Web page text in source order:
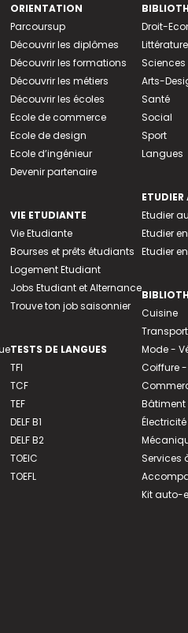
ORIENTATION
Parcoursup
Découvrir les diplômes
Découvrir les formations
Découvrir les métiers
Découvrir les écoles
Ecole de commerce
Ecole de design
Ecole d’ingénieur
Devenir partenaire
VIE ETUDIANTE
Vie Etudiante
Bourses et prêts étudiants
Logement Etudiant
Jobs Etudiant et Alternance
Trouve ton job saisonnier
TESTS DE LANGUES
TFI
TCF
TEF
DELF B1
DELF B2
TOEIC
TOEFL
Droit-
Sciences
Arts-
Santé
Social
Sport
Langues
ETUDIER
Etudier
Etudier
Etudier
Cuisine
Mode -
Coiffure
Bâtiment
Électricité
Services
Kit auto-